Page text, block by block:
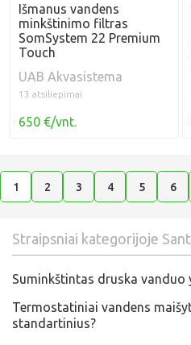
Išmanus vandens
minkštinimo filtras
SomSystem 22 Premium
Touch
UAB Akvasistema
13 atsiliepimai
650 €/vnt.
1 2 3 4 5 6
Straipsniai kategorijoje
Suminkštintas druska vanduo
Termostatiniai vandens
standartinius?